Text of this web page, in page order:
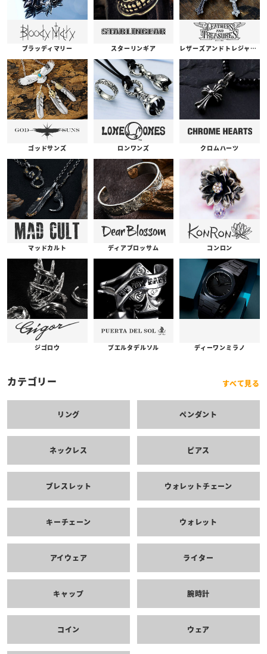
ブラッディマリー スターリンギア レザーズアンドトレジャーズ
ゴッドサンズ ロンワンズ クロムハーツ
マッドカルト ディアブロッサム コンロン
ジゴロウ プエルタデルソル ディーワンミラノ
カテゴリー すべて見る
リング ペンダント
ネックレス ピアス
ブレスレット ウォレットチェーン
キーチェーン ウォレット
アイウェア ライター
キャップ 腕時計
コイン ウェア